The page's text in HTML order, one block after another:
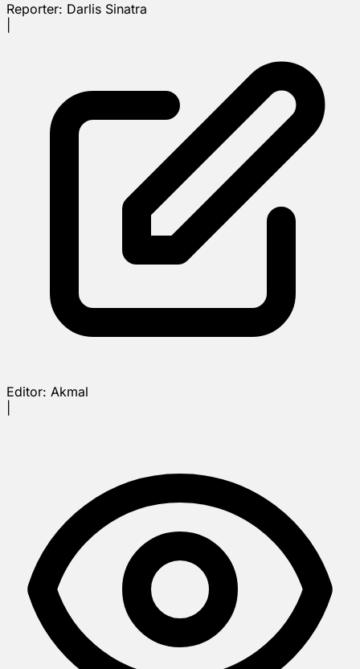
Reporter: Darlis Sinatra
Editor: Akmal